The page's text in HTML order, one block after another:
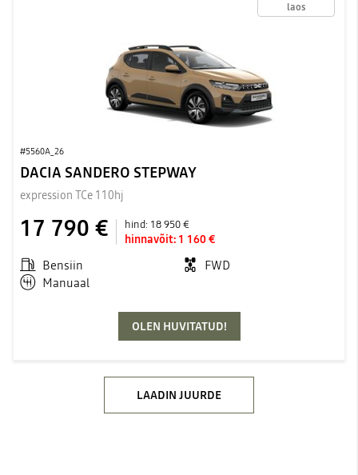
laos
#5560A_26
DACIA SANDERO STEPWAY
expression TCe 110hj
17 790 € hind: 18 950 €
hinnavõit: 1 160 €
Bensiin
FWD
Manuaal
OLEN HUVITATUD!
LAADIN JUURDE